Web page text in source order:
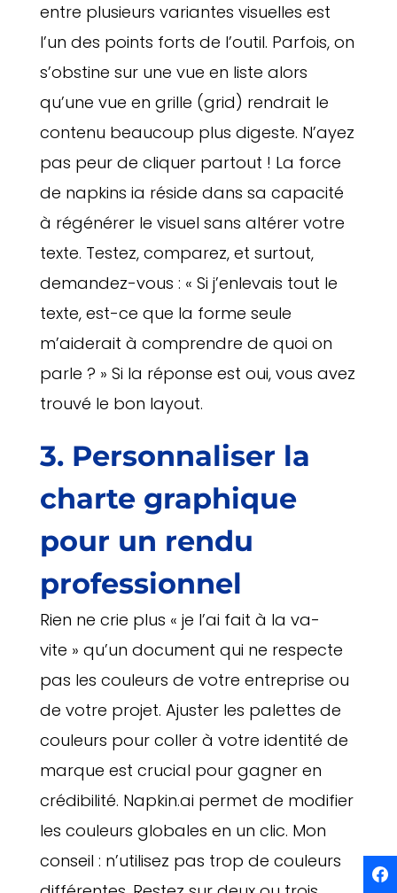
entre plusieurs variantes visuelles est
l’un des points forts de l’outil. Parfois, on
s’obstine sur une vue en liste alors
qu’une vue en grille (grid) rendrait le
contenu beaucoup plus digeste. N’ayez
pas peur de cliquer partout ! La force
de napkins ia réside dans sa capacité
à régénérer le visuel sans altérer votre
texte. Testez, comparez, et surtout,
demandez-vous : « Si j’enlevais tout le
texte, est-ce que la forme seule
m’aiderait à comprendre de quoi on
parle ? » Si la réponse est oui, vous avez
trouvé le bon layout.
3. Personnaliser la
charte graphique
pour un rendu
professionnel
Rien ne crie plus « je l’ai fait à la va-
vite » qu’un document qui ne respecte
pas les couleurs de votre entreprise ou
de votre projet. Ajuster les palettes de
couleurs pour coller à votre identité de
marque est crucial pour gagner en
crédibilité. Napkin.ai permet de modifier
les couleurs globales en un clic. Mon
conseil : n’utilisez pas trop de couleurs